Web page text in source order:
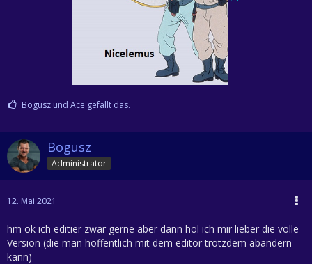
Bogusz und Ace gefällt das.
Bogusz
Administrator
12. Mai 2021
hm ok ich editier zwar gerne aber dann hol ich mir lieber die volle
Version (die man hoffentlich mit dem editor trotzdem abändern
kann)